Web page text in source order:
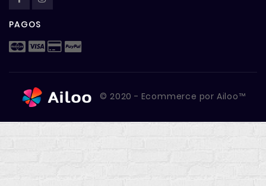
PAGOS
© 2020 - Ecommerce por Ailoo™